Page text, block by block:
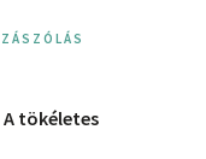
A ​tökéletes